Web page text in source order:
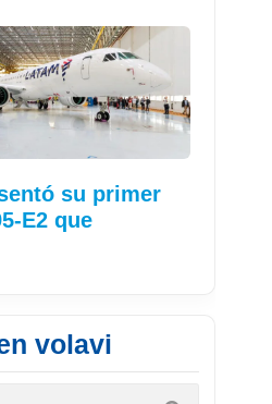
su primer
E2 que
volavi